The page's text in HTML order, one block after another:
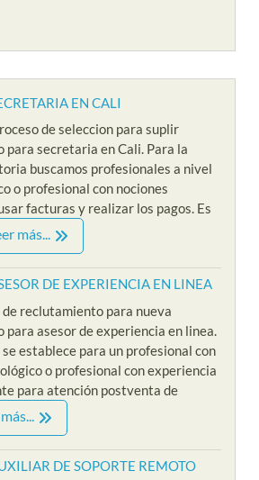
EN CALI
de seleccion para suplir
para secretaria en Cali. Para la
buscamos profesionales a nivel
o profesional con nociones
facturas y realizar los pagos. Es
más...
DE EXPERIENCIA EN LINEA
reclutamiento para nueva
para asesor de experiencia en linea.
establece para un profesional con
o profesional con experiencia
para atención postventa de
DE SOPORTE REMOTO